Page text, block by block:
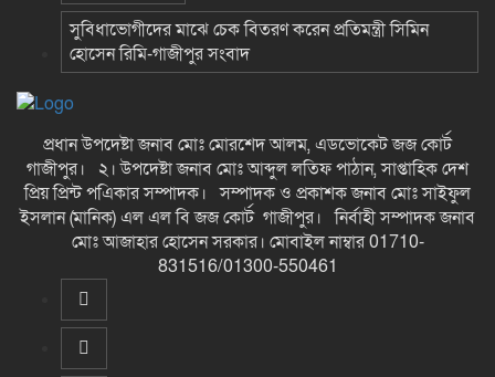
সুবিধাভোগীদের মাঝে চেক বিতরণ করেন প্রতিমন্ত্রী সিমিন
হোসেন রিমি-গাজীপুর সংবাদ
প্রধান উপদেষ্টা জনাব মোঃ মোরশেদ আলম, এডভোকেট জজ কোর্ট
গাজীপুর। ২। উপদেষ্টা জনাব মোঃ আব্দুল লতিফ পাঠান, সাপ্তাহিক দেশ
প্রিয় প্রিন্ট পএিকার সম্পাদক। সম্পাদক ও প্রকাশক জনাব মোঃ সাইফুল
ইসলান (মানিক) এল এল বি জজ কোর্ট গাজীপুর। নির্বাহী সম্পাদক জনাব
মোঃ আজাহার হোসেন সরকার। মোবাইল নাম্বার 01710-
831516/01300-550461